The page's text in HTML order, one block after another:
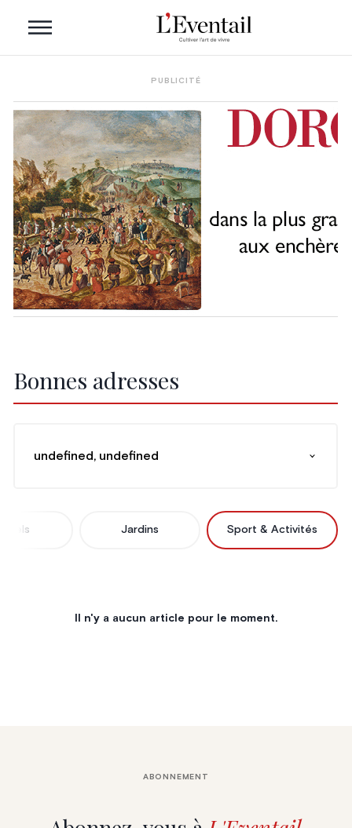
PUBLICITÉ
Bonnes adresses
undefined, undefined
Jardins Sport & Activités
Il n'y a aucun article pour le moment.
ABONNEMENT